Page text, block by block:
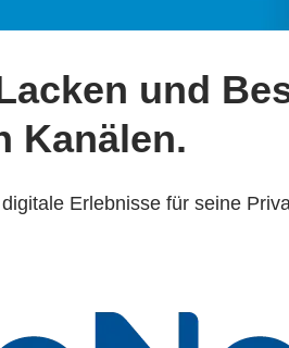
und
Kanälen.
Erlebnisse für seine